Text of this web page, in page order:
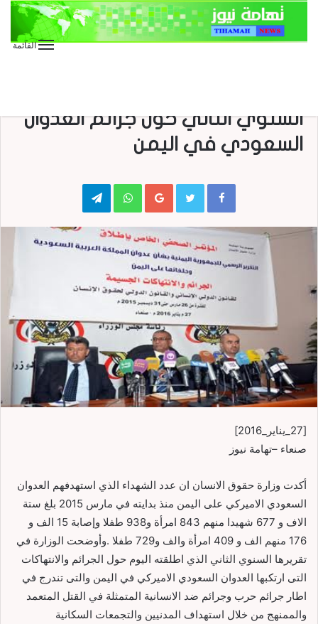
القائمة
السنوي الثاني حول جرائم العدوان
السعودي في اليمن
Google+
WhatsApp
Telegram
[27_يناير_2016]
صنعاء –تهامة نيوز
أكدت وزارة حقوق الانسان ان عدد الشهداء الذي استهدفهم العدوان
السعودي الاميركي على اليمن منذ بدايته في مارس 2015 بلغ ستة
الاف و 677 شهيدا منهم 843 امرأة و938 طفلا وإصابة 15 الف و
176 منهم الف و 409 امرأة والف و729 طفلا .وأوضحت الوزارة في
تقريرها السنوي الثاني الذي اطلقته اليوم حول الجرائم والانتهاكات
التى ارتكبها العدوان السعودي الاميركي في اليمن والتى تندرج في
اطار جرائم حرب وجرائم ضد الانسانية المتمثلة في القتل المتعمد
والممنهج من خلال استهداف المدنيين والتجمعات السكانية